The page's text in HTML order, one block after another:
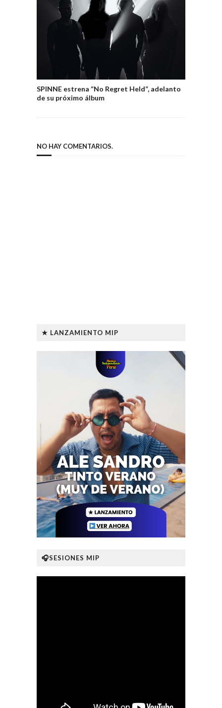
SPINNE estrena “No Regret Held”, adelanto
de su próximo álbum
NO HAY COMENTARIOS.
★ LANZAMIENTO MIP
🎧SESIONES MIP